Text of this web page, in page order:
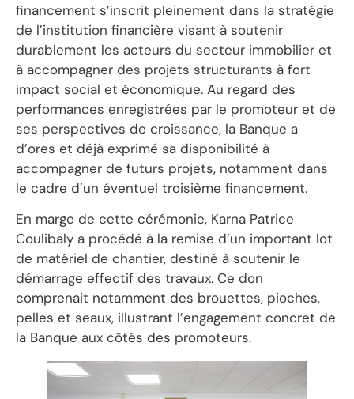
financement s’inscrit pleinement dans la stratégie
de l’institution financière visant à soutenir
durablement les acteurs du secteur immobilier et
à accompagner des projets structurants à fort
impact social et économique. Au regard des
performances enregistrées par le promoteur et de
ses perspectives de croissance, la Banque a
d’ores et déjà exprimé sa disponibilité à
accompagner de futurs projets, notamment dans
le cadre d’un éventuel troisième financement.
En marge de cette cérémonie, Karna Patrice
Coulibaly a procédé à la remise d’un important lot
de matériel de chantier, destiné à soutenir le
démarrage effectif des travaux. Ce don
comprenait notamment des brouettes, pioches,
pelles et seaux, illustrant l’engagement concret de
la Banque aux côtés des promoteurs.